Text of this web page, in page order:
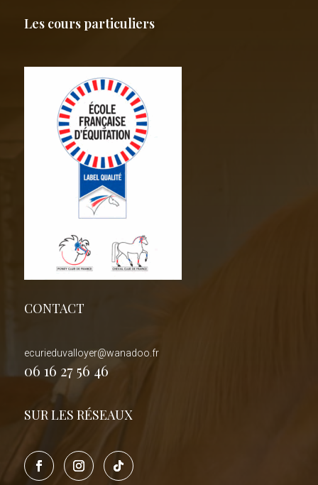
Les cours particuliers
CONTACT
ecurieduvalloyer@wanadoo.fr
06 16 27 56 46
SUR LES RÉSEAUX